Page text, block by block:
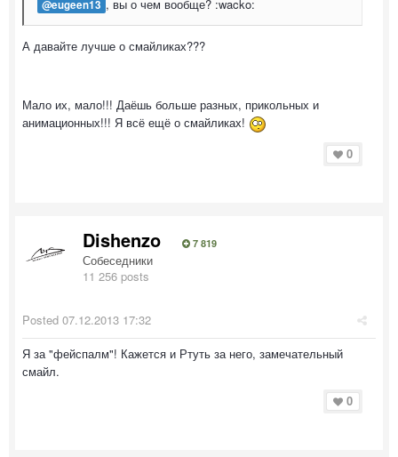
@eugeen13 , вы о чем вообще? :wacko:
А давайте лучше о смайликах???
Мало их, мало!!! Даёшь больше разных, прикольных и
анимационных!!! Я всё ещё о смайликах!
0
Dishenzo 7 819
Собеседники
11 256 posts
Posted 07.12.2013 17:32
Я за "фейспалм"! Кажется и Ртуть за него, замечательный
смайл.
0